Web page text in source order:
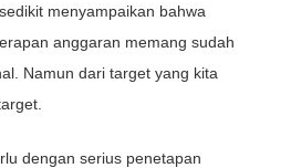
menyampaikan bahwa
anggaran memang sudah
Namun dari target yang kita
dengan serius penetapan